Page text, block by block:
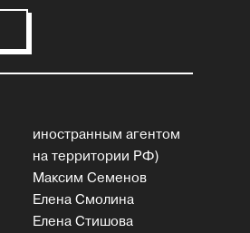
иностранным агентом
на территории РФ)
Максим Семенов
Елена Смолина
Елена Стишова